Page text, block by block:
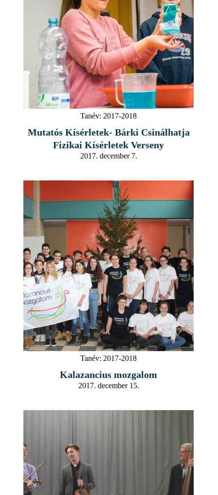
Tanév: 2017-2018
Mutatós Kísérletek- Bárki Csinálhatja
Fizikai Kísérletek Verseny
2017. december 7.
Tanév: 2017-2018
Kalazancius mozgalom
2017. december 15.